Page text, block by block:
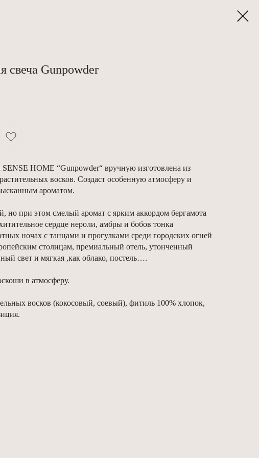
свеча Gunpowder
SENSE HOME “Gunpowder“ вручную изготовлена из
восков. Создаст особенную атмосферу и
ароматом.
но при этом смелый аромат с ярким аккордом бергамота
сердце нероли, амбры и бобов тонка
ночах с танцами и прогулками среди городских огней
столицам, премиальный отель, утонченный
свет и мягкая ,как облако, постель….
в атмосферу.
восков (кокосовый, соевый), фитиль 100% хлопок,